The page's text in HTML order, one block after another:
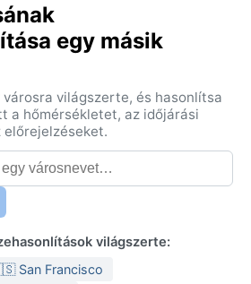
mediterrán típusba (Köppen:
június és szeptember között, a
35 °C fölé
december–februárban a
°C körül alakulnak, az
de előfordulhatnak. Az éves
(több mint 80 százaléka)
hullik, ekkor a páratartalom is
a hajnali ködök. Csomagoláskor
anyagú ruházat, kalap és
egy másik
városra világszerte, és hasonlítsa
a hőmérsékletet, az időjárási
előrejelzéseket.
világszerte:
San Francisco